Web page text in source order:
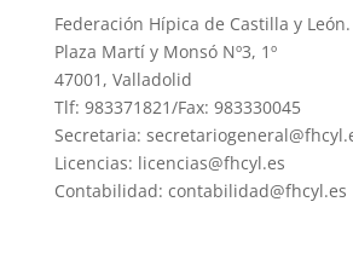
Federación Hípica de Castilla y León.
Plaza Martí y Monsó Nº3, 1º
47001, Valladolid
Tlf: 983371821/Fax: 983330045
Secretaria:
Licencias: licencias@fhcyl.es
Contabilidad: contabilidad@fhcyl.es